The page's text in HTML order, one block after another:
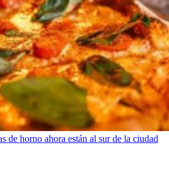
de horno ahora están al sur de la ciudad